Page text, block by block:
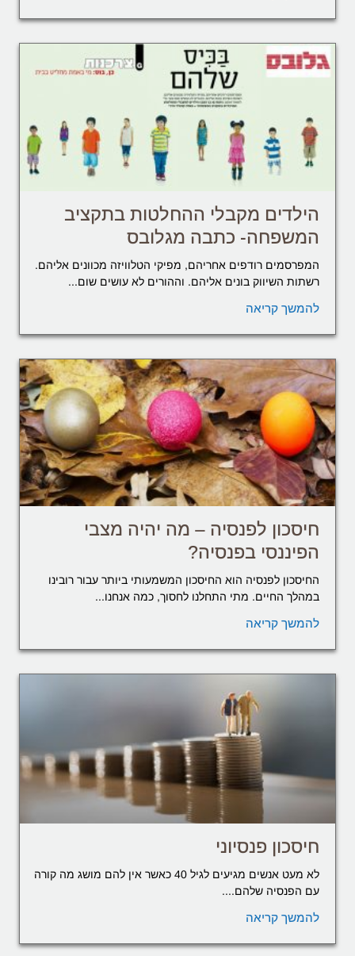
הילדים מקבלי ההחלטות בתקציב
המשפחה- כתבה מגלובס
המפרסמים רודפים אחריהם, מפיקי הטלוויזה מכוונים אליהם.
רשתות השיווק בונים אליהם. וההורים לא עושים שום...
להמשך קריאה
חיסכון לפנסיה – מה יהיה מצבי
הפיננסי בפנסיה?
החיסכון לפנסיה הוא החיסכון המשמעותי ביותר עבור רובינו
במהלך החיים. מתי התחלנו לחסוך, כמה אנחנו...
להמשך קריאה
חיסכון פנסיוני
לא מעט אנשים מגיעים לגיל 40 כאשר אין להם מושג מה קורה
עם הפנסיה שלהם....
להמשך קריאה